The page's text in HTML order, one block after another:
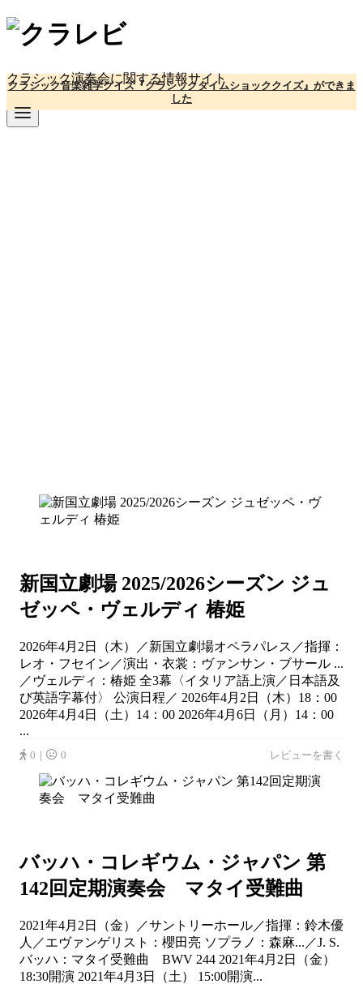
コ
ン
ツ
へ
移
クラシック演奏会に関する情報サイト
クラシック音楽雑学クイズ『クラシックタイムショッククイズ』ができま
した
新国立劇場 2025/2026シーズン ジュ
ゼッペ・ヴェルディ 椿姫
2026年4月2日（木）／新国立劇場オペラパレス／指揮：
レオ・フセイン／演出・衣裳：ヴァンサン・ブサール ...
／ヴェルディ：椿姫 全3幕〈イタリア語上演／日本語及
び英語字幕付〉 公演日程／ 2026年4月2日（木）18：00
2026年4月4日（土）14：00 2026年4月6日（月）14：00
...
0｜ 0 レビューを書く
バッハ・コレギウム・ジャパン 第
142回定期演奏会 マタイ受難曲
2021年4月2日（金）／サントリーホール／指揮：鈴木優
人／エヴァンゲリスト：櫻田亮 ソプラノ：森麻...／J. S.
バッハ：マタイ受難曲 BWV 244 2021年4月2日（金）
18:30開演 2021年4月3日（土） 15:00開演...